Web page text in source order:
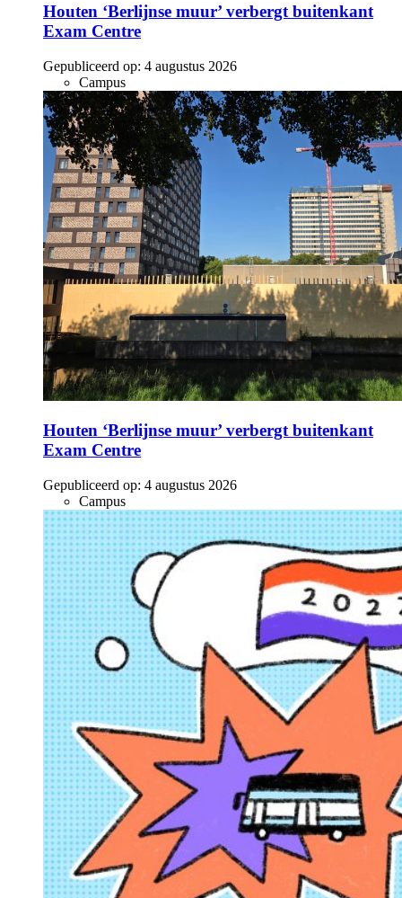
Houten ‘Berlijnse muur’ verbergt buitenkant
Exam Centre
Gepubliceerd op: 4 augustus 2026
Campus
Houten ‘Berlijnse muur’ verbergt buitenkant
Exam Centre
Gepubliceerd op: 4 augustus 2026
Campus